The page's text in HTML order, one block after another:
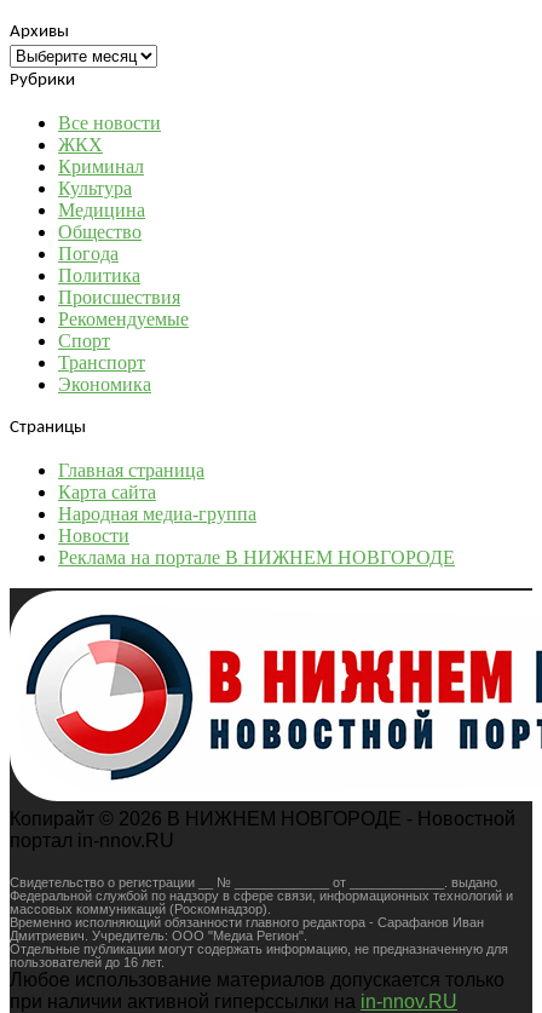
Архивы
Архивы
Рубрики
Все новости
ЖКХ
Криминал
Культура
Медицина
Общество
Погода
Политика
Происшествия
Рекомендуемые
Спорт
Транспорт
Экономика
Страницы
Главная страница
Карта сайта
Народная медиа-группа
Новости
Реклама на портале В НИЖНЕМ НОВГОРОДЕ
Копирайт © 2026 В НИЖНЕМ НОВГОРОДЕ - Новостной
портал in-nnov.RU
Свидетельство о регистрации __ № _____________ от _____________. выдано
Федеральной службой по надзору в сфере связи, информационных технологий и
массовых коммуникаций (Роскомнадзор).
Временно исполняющий обязанности главного редактора - Сарафанов Иван
Дмитриевич. Учредитель: ООО "Медиа Регион".
Отдельные публикации могут содержать информацию, не предназначенную для
пользователей до 16 лет.
Любое использование материалов допускается только
при наличии активной гиперссылки на in-nnov.RU